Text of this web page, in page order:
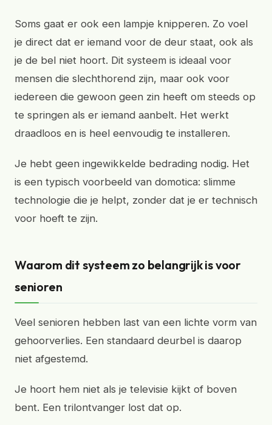
Soms gaat er ook een lampje knipperen. Zo voel
je direct dat er iemand voor de deur staat, ook als
je de bel niet hoort. Dit systeem is ideaal voor
mensen die slechthorend zijn, maar ook voor
iedereen die gewoon geen zin heeft om steeds op
te springen als er iemand aanbelt. Het werkt
draadloos en is heel eenvoudig te installeren.
Je hebt geen ingewikkelde bedrading nodig. Het
is een typisch voorbeeld van domotica: slimme
technologie die je helpt, zonder dat je er technisch
voor hoeft te zijn.
Waarom dit systeem zo belangrijk is voor
senioren
Veel senioren hebben last van een lichte vorm van
gehoorverlies. Een standaard deurbel is daarop
niet afgestemd.
Je hoort hem niet als je televisie kijkt of boven
bent. Een trilontvanger lost dat op.